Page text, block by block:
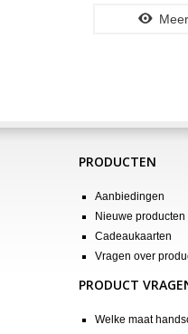
PRODUCTEN
Aanbiedingen
Nieuwe producten
Cadeaukaarten
Vragen over
PRODUCT
Welke maat